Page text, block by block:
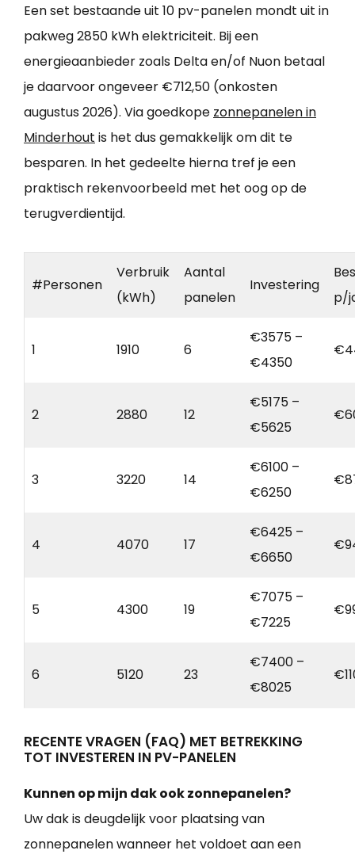
Een set bestaande uit 10 pv-panelen mondt uit in
pakweg 2850 kWh elektriciteit. Bij een
energieaanbieder zoals Delta en/of Nuon betaal
je daarvoor ongeveer €712,50 (onkosten
augustus 2026). Via goedkope zonnepanelen in
Minderhout is het dus gemakkelijk om dit te
besparen. In het gedeelte hierna tref je een
praktisch rekenvoorbeeld met het oog op de
terugverdientijd.
#Personen
Verbruik
(kWh)
Aantal
panelen
Investering
p/
1 1910 6
€3575 –
€4350
2 2880 12
€5175 –
€5625
3 3220 14
€6100 –
€6250
4 4070 17
€6425 –
€6650
5 4300 19
€7075 –
€7225
6 5120 23
€7400 –
€8025
RECENTE VRAGEN (FAQ) MET BETREKKING
TOT INVESTEREN IN PV-PANELEN
Kunnen op mijn dak ook zonnepanelen?
Uw dak is deugdelijk voor plaatsing van
zonnepanelen wanneer het voldoet aan een